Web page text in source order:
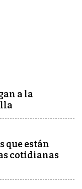
a la
que están
cotidianas